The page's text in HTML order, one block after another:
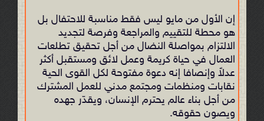
إن الأول من مايو ليس فقط مناسبة للاحتفال بل
هو محطة للتقييم والمراجعة وفرصة لتجديد
الالتزام بمواصلة النضال من أجل تحقيق تطلعات
العمال في حياة كريمة وعمل لائق ومستقبل أكثر
عدلاً وإنصافا إنه دعوة مفتوحة لكل القوى الحية
نقابات ومنظمات ومجتمع مدني للعمل المشترك
من أجل بناء عالم يحترم الإنسان، ويقدّر جهده
ويصون حقوقه.